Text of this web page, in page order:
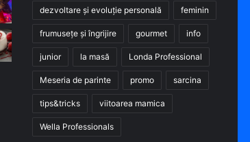
dezvoltare și evoluție personală feminin
frumusețe și îngrijire gourmet info
junior la masă Londa Professional
Meseria de parinte promo sarcina
tips&tricks viitoarea mamica
Wella Professionals